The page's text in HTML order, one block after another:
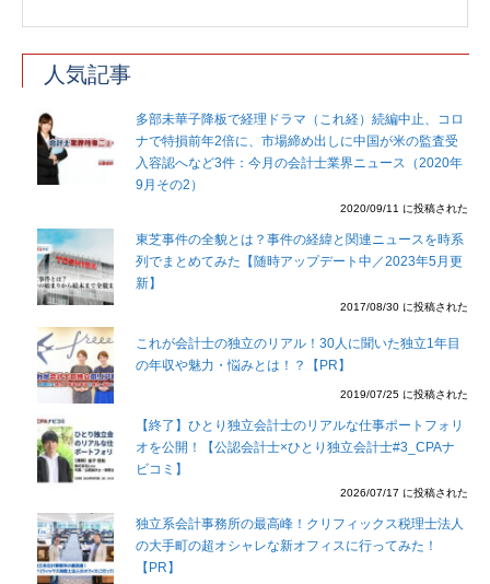
人気記事
多部未華子降板で経理ドラマ（これ経）続編中止、コロ
ナで特損前年2倍に、市場締め出しに中国が米の監査受
入容認へなど3件：今月の会計士業界ニュース（2020年
9月その2）
2020/09/11 に投稿された
東芝事件の全貌とは？事件の経緯と関連ニュースを時系
列でまとめてみた【随時アップデート中／2023年5月更
新】
2017/08/30 に投稿された
これが会計士の独立のリアル！30人に聞いた独立1年目
の年収や魅力・悩みとは！？【PR】
2019/07/25 に投稿された
【終了】ひとり独立会計士のリアルな仕事ポートフォリ
オを公開！【公認会計士×ひとり独立会計士#3_CPAナ
ビコミ】
2026/07/17 に投稿された
独立系会計事務所の最高峰！クリフィックス税理士法人
の大手町の超オシャレな新オフィスに行ってみた！
【PR】